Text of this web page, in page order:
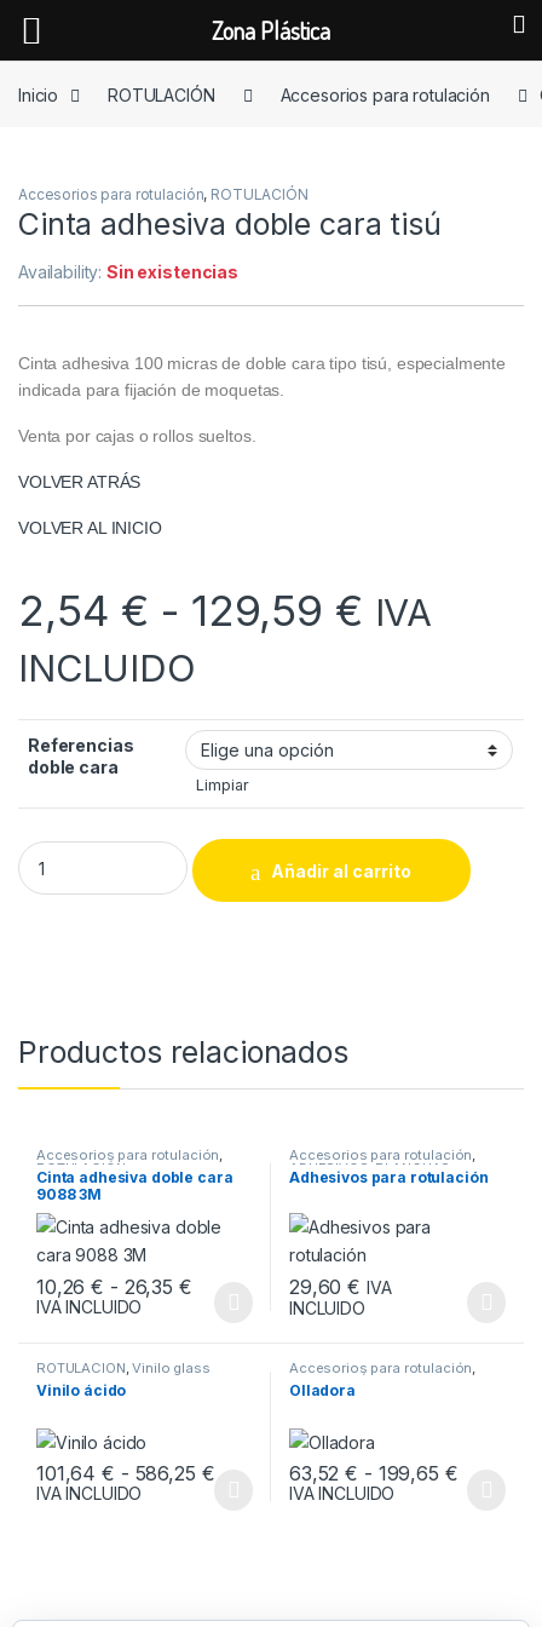
Inicio
ROTULACIÓN Accesorios para rotulación
Accesorios para rotulación, ROTULACIÓN
Cinta adhesiva doble cara tisú
Availability:Sin existencias
Cinta adhesiva 100 micras de doble cara tipo tisú, especialmente
indicada para fijación de moquetas.
Venta por cajas o rollos sueltos.
VOLVER ATRÁS
VOLVER AL INICIO
2,54 € - 129,59 € Rango
IVA
INCLUIDO
Referencias
doble cara
Limpiar
Cinta adhesiva doble cara tisú quantity
Añadir al carrito
Productos relacionados
Accesorios para rotulación,
ROTULACIÓN
Cinta adhesiva doble cara
9088 3M
10,26€ - 26,35 €Rango de precios: desde 10,26 €
IVA INCLUIDO
Este producto tiene múltiples variantes. Las opciones se
Accesorios para rotulación,
ADHESIVOS PLANCHAS
ROTULACIÓN
Adhesivos para rotulación
29,60€ IVA
INCLUIDO
Este producto tiene múltiples
ROTULACIÓN,Vinilo glass
Vinilo ácido
101,64€ - 586,25 €Rango de precios: desde 101,64 €
IVA INCLUIDO
Este producto tiene múltiples variantes. Las opciones se
Accesorios para rotulación,
ROTULACIÓN
Olladora
63,52€ - 199,65 €Rango
IVA INCLUIDO
Este producto tiene múltiples
Zona Plástica